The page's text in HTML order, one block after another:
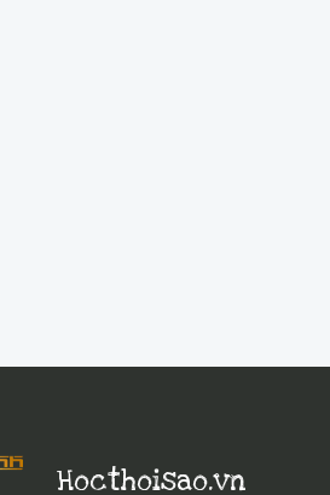
Hocthoisao.vn